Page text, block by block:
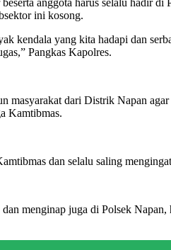
anggota harus selalu hadir
ini kosong.
kendala yang kita hadapi dan
Pangkas Kapolres.
masyarakat dari Distrik Napan
Kamtibmas.
dan selalu saling
menginap juga di Polsek